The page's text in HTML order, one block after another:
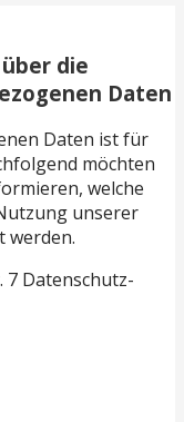
die
Daten
Daten ist für
möchten
welche
unserer
werden.
7 Datenschutz-